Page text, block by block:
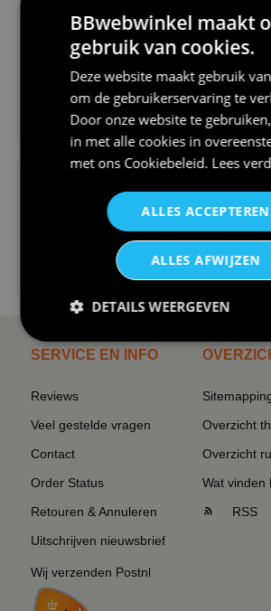
V-hals shirt rood wit blauw
€24,95
I love korfbal t-shirt sport s...
SERVICE EN INFO
Reviews
Veel gestelde vragen
Contact
Order Status
Retouren & Annuleren
Uitschrijven nieuwsbrief
Wij verzenden Postnl
Overzicht
Overzicht
Wat vinden
RSS
BBwebwinkel maakt
gebruik van cookies.
Deze website maakt gebruik
om de gebruikerservaring te
Door onze website te
in met alle cookies in
met ons Cookiebeleid. Lees
ALLES ACCEPTEREN
ALLES AFWIJZEN
DETAILS WEERGEVEN